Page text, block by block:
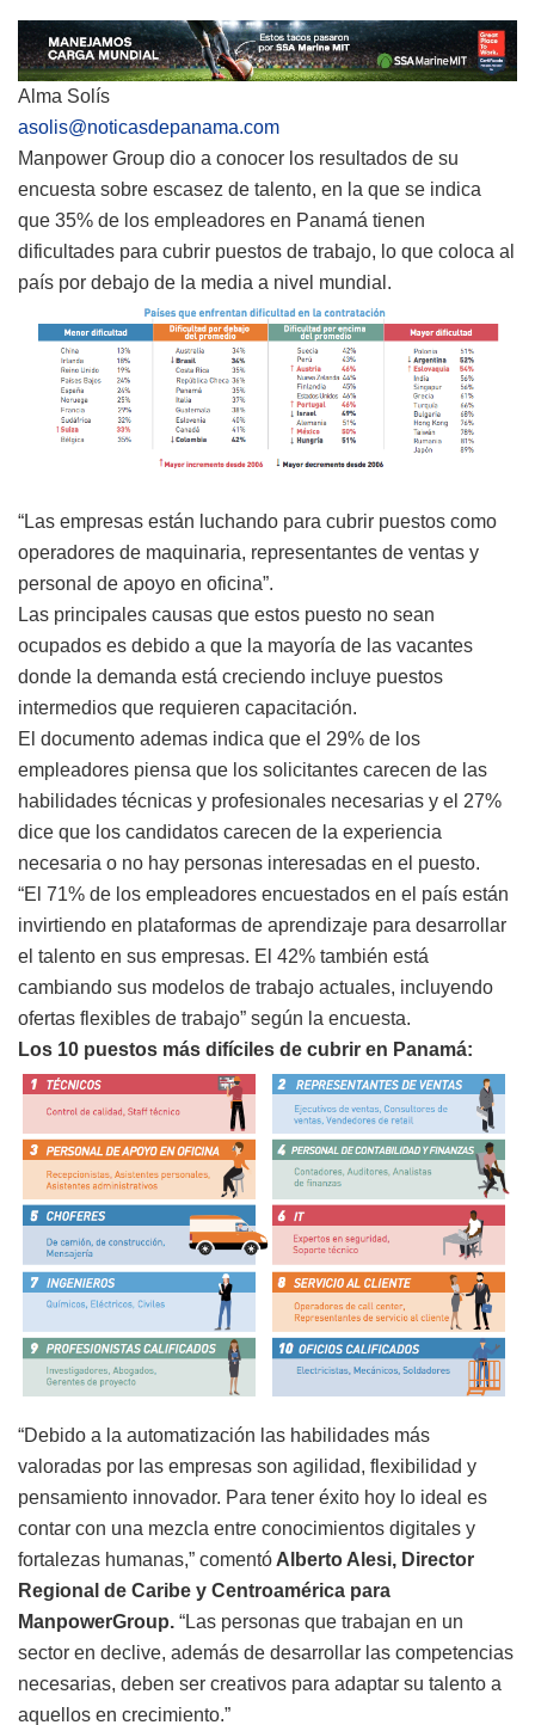
Alma Solís
asolis@noticasdepanama.com
Manpower Group dio a conocer los resultados de su
encuesta sobre escasez de talento, en la que se indica
que 35% de los empleadores en Panamá tienen
dificultades para cubrir puestos de trabajo, lo que coloca al
país por debajo de la media a nivel mundial.
“Las empresas están luchando para cubrir puestos como
operadores de maquinaria, representantes de ventas y
personal de apoyo en oficina”.
Las principales causas que estos puesto no sean
ocupados es debido a que la mayoría de las vacantes
donde la demanda está creciendo incluye puestos
intermedios que requieren capacitación.
El documento ademas indica que el 29% de los
empleadores piensa que los solicitantes carecen de las
habilidades técnicas y profesionales necesarias y el 27%
dice que los candidatos carecen de la experiencia
necesaria o no hay personas interesadas en el puesto.
“El 71% de los empleadores encuestados en el país están
invirtiendo en plataformas de aprendizaje para desarrollar
el talento en sus empresas. El 42% también está
cambiando sus modelos de trabajo actuales, incluyendo
ofertas flexibles de trabajo” según la encuesta.
Los 10 puestos más difíciles de cubrir en Panamá:
“Debido a la automatización las habilidades más
valoradas por las empresas son agilidad, flexibilidad y
pensamiento innovador. Para tener éxito hoy lo ideal es
contar con una mezcla entre conocimientos digitales y
fortalezas humanas,” comentó Alberto Alesi, Director
Regional de Caribe y Centroamérica para
ManpowerGroup. “Las personas que trabajan en un
sector en declive, además de desarrollar las competencias
necesarias, deben ser creativos para adaptar su talento a
aquellos en crecimiento.”